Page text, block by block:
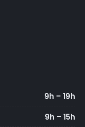
9h – 19h
9h – 15h